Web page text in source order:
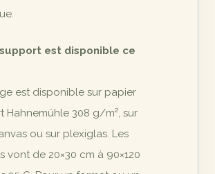
est disponible ce
est disponible sur papier
Hahnemühle 308 g/m², sur
ou sur plexiglas. Les
vont de 20×30 cm à 90×120